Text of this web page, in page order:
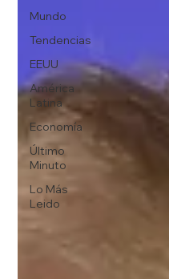
Mundo
Tendencias
EEUU
América
Latina
Economía
Último
Minuto
Lo Más
Leido